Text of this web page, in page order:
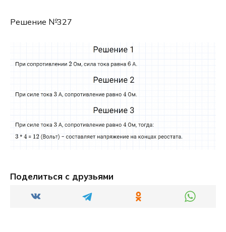
Решение №327
Поделиться с друзьями